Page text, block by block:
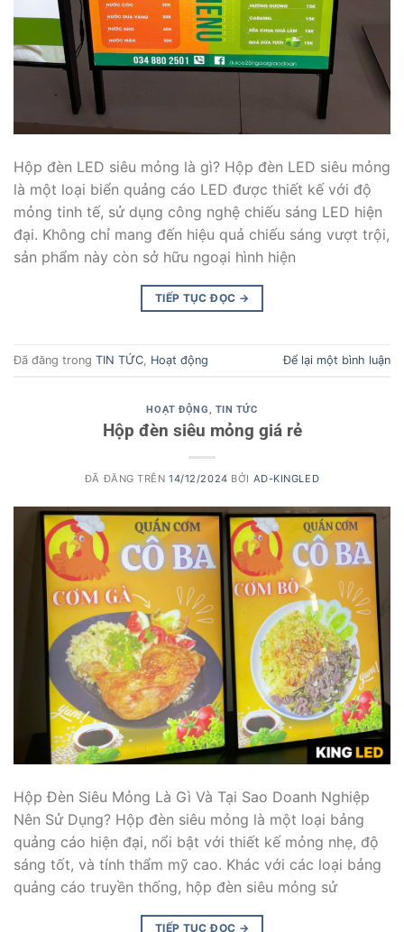
Hộp đèn LED siêu mỏng là gì? Hộp đèn LED siêu mỏng
là một loại biển quảng cáo LED được thiết kế với độ
mỏng tinh tế, sử dụng công nghệ chiếu sáng LED hiện
đại. Không chỉ mang đến hiệu quả chiếu sáng vượt trội,
sản phẩm này còn sở hữu ngoại hình hiện
TIẾP TỤC ĐỌC →
Đã đăng trong TIN TỨC Hoạt động Để lại một bình luận
HOẠT ĐỘNG, TIN TỨC
Hộp đèn siêu mỏng giá rẻ
ĐÃ ĐĂNG TRÊN14/12/2024 BỞI AD-KINGLED
Hộp Đèn Siêu Mỏng Là Gì Và Tại Sao Doanh Nghiệp
Nên Sử Dụng? Hộp đèn siêu mỏng là một loại bảng
quảng cáo hiện đại, nổi bật với thiết kế mỏng nhẹ, độ
sáng tốt, và tính thẩm mỹ cao. Khác với các loại bảng
quảng cáo truyền thống, hộp đèn siêu mỏng sử
TIẾP TỤC ĐỌC →